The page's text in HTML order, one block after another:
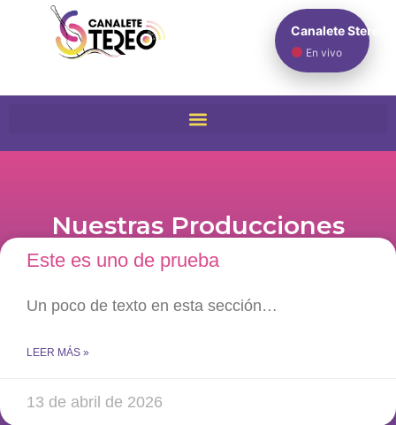
Canalete Stereo
En vivo
Nuestras Producciones
Este es uno de prueba
Un poco de texto en esta sección…
LEER MÁS »
13 de abril de 2026